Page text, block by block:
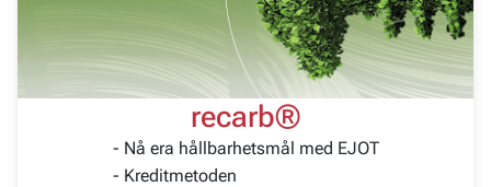
recarb®
- Nå era hållbarhetsmål med EJOT
- Kreditmetoden